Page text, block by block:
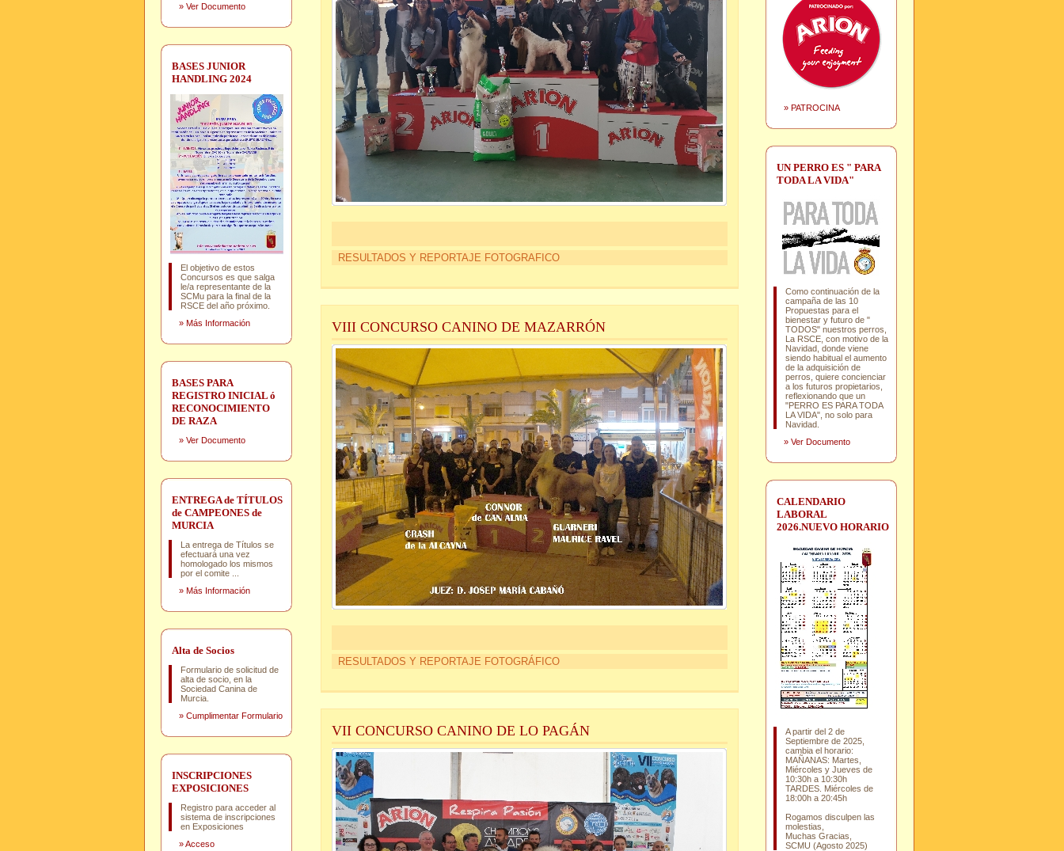
» Ver Documento
BASES JUNIOR
HANDLING 2024
El objetivo de estos
Concursos es que salga
le/a representante de la
SCMu para la final de la
RSCE del año próximo.
» Más Información
BASES PARA
REGISTRO INICIAL ó
RECONOCIMIENTO
DE RAZA
» Ver Documento
ENTREGA de TÍTULOS
de CAMPEONES de
MURCIA
La entrega de Títulos se
efectuará una vez
homologado los mismos
por el comite ...
» Más Información
Alta de Socios
Formulario de solicitud de
alta de socio, en la
Sociedad Canina de
Murcia.
» Cumplimentar Formulario
INSCRIPCIONES
EXPOSICIONES
Registro para acceder al
sistema de inscripciones
en Exposiciones
»Acceso
RESULTADOS Y REPORTAJE FOTOGRAFICO
VIII CONCURSO CANINO DE MAZARRÓN
RESULTADOS Y REPORTAJE FOTOGRÁFICO
VII CONCURSO CANINO DE LO PAGÁN
» PATROCINA
UN PERRO ES " PARA
TODA LA VIDA"
Como continuación de la
campaña de las 10
Propuestas para el
bienestar y futuro de "
TODOS" nuestros perros,
La RSCE, con motivo de la
Navidad, donde viene
siendo habitual el aumento
de la adquisición de
perros, quiere concienciar
a los futuros propietarios,
reflexionando que un
"PERRO ES PARA TODA
LA VIDA", no solo para
Navidad.
» Ver Documento
CALENDARIO
LABORAL
2026.NUEVO HORARIO
A partir del 2 de
Septiembre de 2025,
cambia el horario:
MAÑANAS: Martes,
Miércoles y Jueves de
10:30h a 10:30h
TARDES. Miércoles de
18:00h a 20:45h
Rogamos disculpen las
molestias,
Muchas Gracias,
SCMU (Agosto 2025)